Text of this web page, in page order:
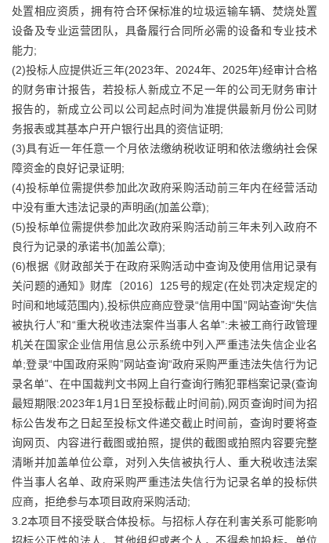
处置相应资质，拥有符合环保标准的垃圾运输车辆、焚烧处置
设备及专业运营团队，具备履行合同所必需的设备和专业技术
能力;
(2)投标人应提供近三年(2023年、2024年、2025年)经审计合格
的财务审计报告，若投标人新成立不足一年的公司无财务审计
报告的，新成立公司以公司起点时间为准提供最新月份公司财
务报表或其基本户开户银行出具的资信证明;
(3)具有近一年任意一个月依法缴纳税收证明和依法缴纳社会保
障资金的良好记录证明;
(4)投标单位需提供参加此次政府采购活动前三年内在经营活动
中没有重大违法记录的声明函(加盖公章);
(5)投标单位需提供参加此次政府采购活动前三年未列入政府不
良行为记录的承诺书(加盖公章);
(6)根据《财政部关于在政府采购活动中查询及使用信用记录有
关问题的通知》财库〔2016〕125号的规定(在处罚决定规定的
时间和地域范围内),投标供应商应登录“信用中国”网站查询“失信
被执行人”和“重大税收违法案件当事人名单”:未被工商行政管理
机关在国家企业信用信息公示系统中列入严重违法失信企业名
单;登录“中国政府采购”网站查询“政府采购严重违法失信行为记
录名单”、在中国裁判文书网上自行查询行贿犯罪档案记录(查询
最短期限:2023年1月1日至投标截止时间前),网页查询时间为招
标公告发布之日起至投标文件递交截止时间前，查询时要将查
询网页、内容进行截图或拍照，提供的截图或拍照内容要完整
清晰并加盖单位公章，对列入失信被执行人、重大税收违法案
件当事人名单、政府采购严重违法失信行为记录名单的投标供
应商，拒绝参与本项目政府采购活动;
3.2本项目不接受联合体投标。与招标人存在利害关系可能影响